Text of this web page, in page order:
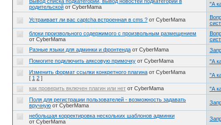
родительской от CyberMama "А
Устраивает ли вас captcha встроенная в cms ? от CyberMama
блоки произвольного содержимого с произвольным размещением
от CyberMama
Разные языки для админки и фронтенда от CyberMama
Помогите подключить аяксовую примочку от CyberMama
"А
Изменить формат ссылки конкретного плагина от CyberMama
[ 1 2] "А
как проверить включен плагин или нет от CyberMama
"А
Поля для регистрации пользователей - возможность задавать
вручную от CyberMama
небольшая корректировка нескольких шаблонов админки
от CyberMama